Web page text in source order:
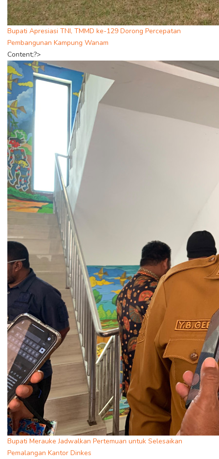
Bupati Apresiasi TNI, TMMD ke-129 Dorong Percepatan
Pembangunan Kampung Wanam
Content;?>
Bupati Merauke Jadwalkan Pertemuan untuk Selesaikan
Pemalangan Kantor Dinkes